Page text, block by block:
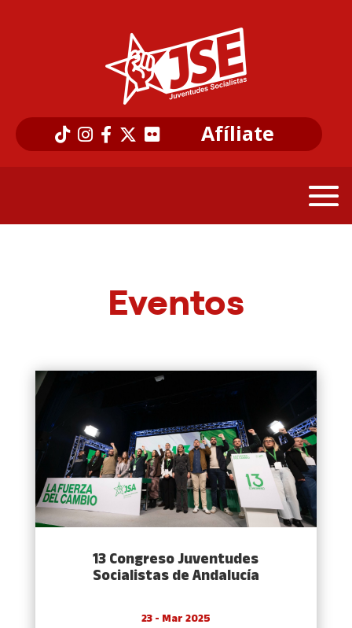
Afíliate
Eventos
13 Congreso Juventudes
Socialistas de Andalucía
23 - Mar 2025